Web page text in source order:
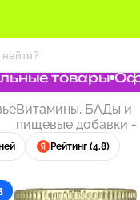
товары
Витамины, БАДы и
пищевые добавки -
Рейтинг (4.8)